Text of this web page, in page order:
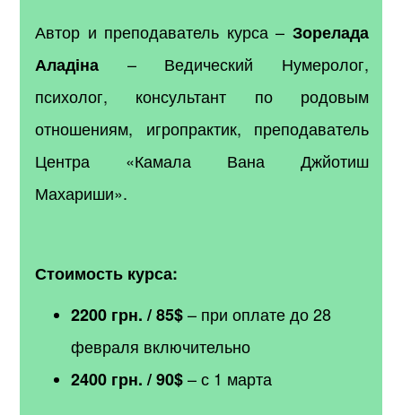
Автор и преподаватель курса– Зорелада
Аладіна – Ведический Нумеролог,
психолог, консультант по родовым
отношениям, игропрактик, преподаватель
Центра «Камала Вана Джйотиш
Махариши».
Стоимость курса:
2200 грн. / 85$– при оплате до 28
февраля включительно
2400 грн. / 90$– с 1 марта